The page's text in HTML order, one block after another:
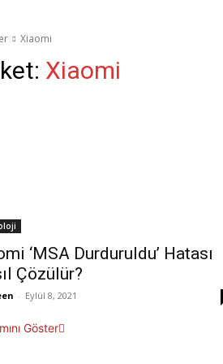
Xiaomi
Xiaomi
‘MSA Durduruldu’ Hatası
Çözülür?
- Eylül 8, 2021
Göster